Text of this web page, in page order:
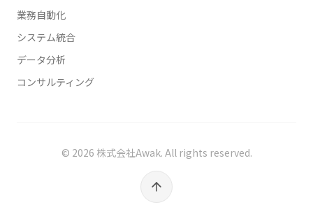
業務自動化
システム統合
データ分析
コンサルティング
© 2026 株式会社Awak. All rights reserved.